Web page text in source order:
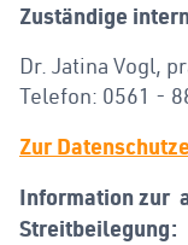
Zuständige
Dr. Jatina Vogl,
Telefon: 0561 -
Zur
Information zur
Streitbeilegung: